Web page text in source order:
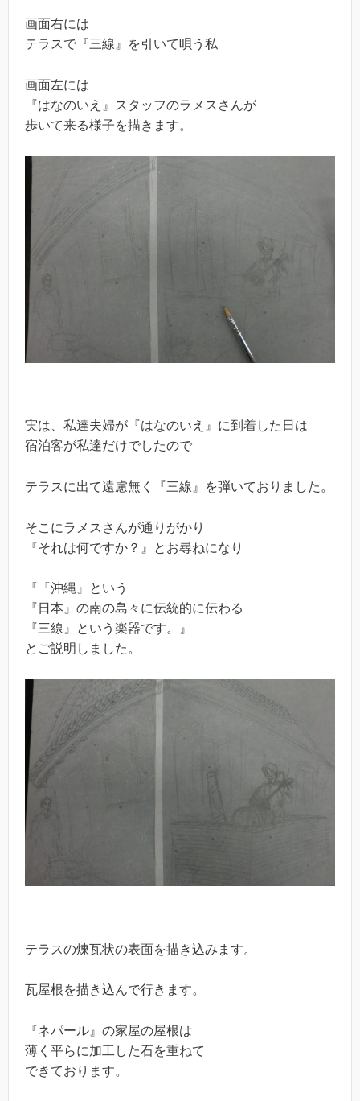
画面右には
テラスで『三線』を引いて唄う私
画面左には
『はなのいえ』スタッフのラメスさんが
歩いて来る様子を描きます。
実は、私達夫婦が『はなのいえ』に到着した日は
宿泊客が私達だけでしたので
テラスに出て遠慮無く『三線』を弾いておりました。
そこにラメスさんが通りがかり
『それは何ですか？』とお尋ねになり
『『沖縄』という
『日本』の南の島々に伝統的に伝わる
『三線』という楽器です。』
とご説明しました。
テラスの煉瓦状の表面を描き込みます。
瓦屋根を描き込んで行きます。
『ネパール』の家屋の屋根は
薄く平らに加工した石を重ねて
できております。